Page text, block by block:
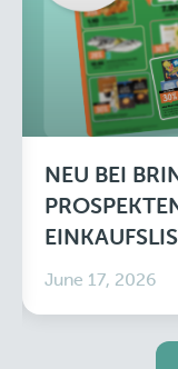
NEU BEI
June 17, 2026